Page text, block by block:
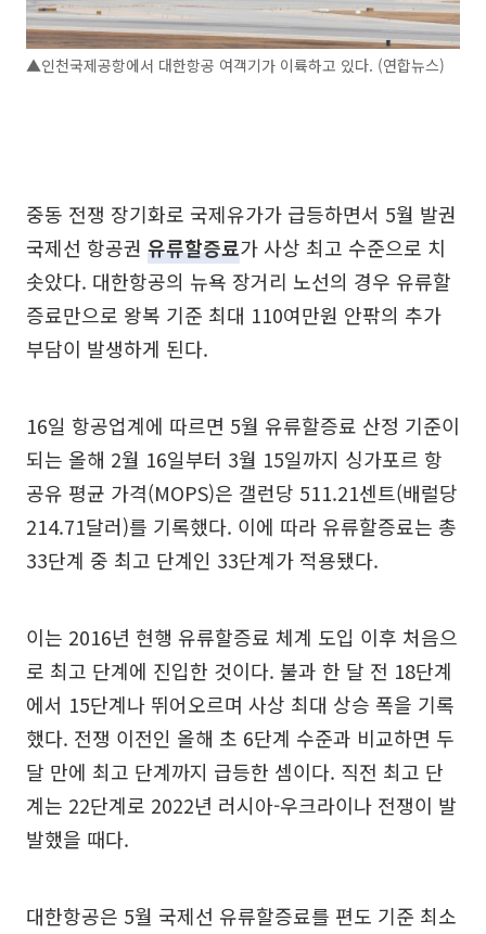
▲인천국제공항에서 대한항공 여객기가 이륙하고 있다. (연합뉴스)
중동 전쟁 장기화로 국제유가가 급등하면서 5월 발권
국제선 항공권 유류할증료가 사상 최고 수준으로 치
솟았다. 대한항공의 뉴욕 장거리 노선의 경우 유류할
증료만으로 왕복 기준 최대 110여만원 안팎의 추가
부담이 발생하게 된다.
16일 항공업계에 따르면 5월 유류할증료 산정 기준이
되는 올해 2월 16일부터 3월 15일까지 싱가포르 항
공유 평균 가격(MOPS)은 갤런당 511.21센트(배럴당
214.71달러)를 기록했다. 이에 따라 유류할증료는 총
33단계 중 최고 단계인 33단계가 적용됐다.
이는 2016년 현행 유류할증료 체계 도입 이후 처음으
로 최고 단계에 진입한 것이다. 불과 한 달 전 18단계
에서 15단계나 뛰어오르며 사상 최대 상승 폭을 기록
했다. 전쟁 이전인 올해 초 6단계 수준과 비교하면 두
달 만에 최고 단계까지 급등한 셈이다. 직전 최고 단
계는 22단계로 2022년 러시아-우크라이나 전쟁이 발
발했을 때다.
대한항공은 5월 국제선 유류할증료를 편도 기준 최소